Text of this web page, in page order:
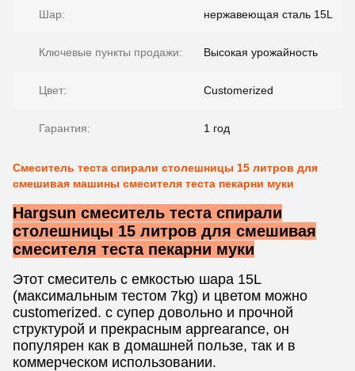
Шар: нержавеющая сталь 15L
Ключевые пункты продажи: Высокая урожайность
Цвет: Customerized
Гарантия: 1 год
Смеситель теста спирали столешницы 15 литров для
смешивая машины смесителя теста пекарни муки
Hargsun смеситель теста спирали
столешницы 15 литров для смешивая
смесителя теста пекарни муки
Этот смеситель с емкостью шара 15L
(максимальным тестом 7kg) и цветом можно
customerized. с супер довольно и прочной
структурой и прекрасным apprearance, он
популярен как в домашней пользе, так и в
коммерческом использовании.